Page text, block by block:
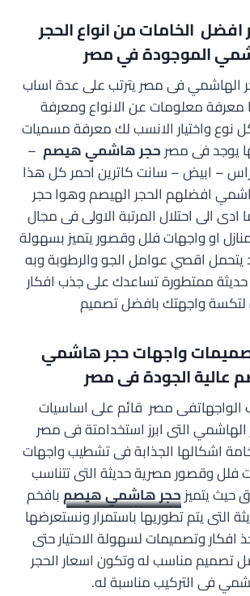
افضل الخامات من انواع الحجر
الموجودة في مصر
الهاشمي فى مصر يترتب على عدة اساب
معلومات عن الانواع ومعرفة
نوع واختيار الانسب لك معرفة مسميات
يوجد فى مصرحجر هاشمي هيصم –
– 80 – راس – ابيض – سانت كاترين احمر كل هذا
افضلهم الحجر الهيصم وهوا حجر
ادى الى احتلال المرتبة الاولى فى مجال
او واجهات فلل وقصور يتميز بسهولة
يتحمل اقصي عوامل الجو والرطوبة وبه
ممتطورة تساعدك على جذب افكار
لتكسة واجهتك بافضل تصميم
10 تصميمات واجهات حجر هاشمي
عالية الجودة فى مصر
مصر قائم على اساسيات
التى ابرز استخدامتة فى مصر
اشكالها الجذابة فى تشطيب واجهات
فلل وقصور مصرية حديثة التى تتناسب
حيث يتميزحجر هاشمي هيصمبافخم
التى يتم تطوريها باستمرار ونستعرضها
افكار وتصميمات لسهولة الاحتيار حتى
تصميم مناسب له وتكون اسعار الحجر
فى التركيب مناسبة له.